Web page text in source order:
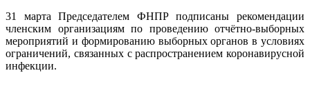
31 марта Председателем ФНПР подписаны рекомендации
членским организациям по проведению отчётно-выборных
мероприятий и формированию выборных органов в условиях
ограничений, связанных с распространением коронавирусной
инфекции.